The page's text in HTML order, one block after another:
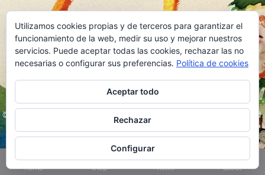
Para entrar haz click en el logo
© Cruz Ugarte. Todos los derechos reservados. All rights reserved.
home shop news about
Utilizamos cookies propias y de terceros para garantizar el
funcionamiento de la web, medir su uso y mejorar nuestros
servicios. Puede aceptar todas las cookies, rechazar las no
necesarias o configurar sus preferencias. Política de cookies
Aceptar todo
Rechazar
Configurar